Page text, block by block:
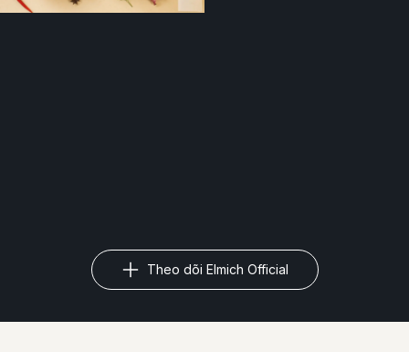
Theo dõi Elmich Official